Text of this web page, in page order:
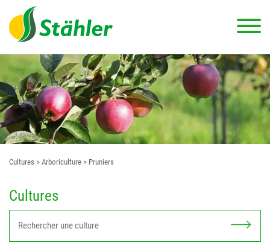
Cultures > Arboriculture > Pruniers
Cultures